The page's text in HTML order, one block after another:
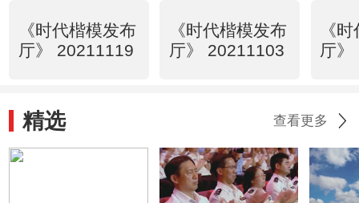
《时代楷模发布
厅》 20211119
《时代楷模发布
厅》 20211103
《
厅》
精选 查看更多